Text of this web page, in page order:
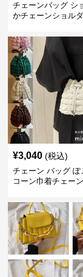
チェーンバッグ シ
かチェーンショル
¥3,040 (税込)
チェーン バッグ
コーン巾着チェー